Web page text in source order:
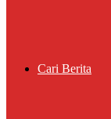
Cari Berita